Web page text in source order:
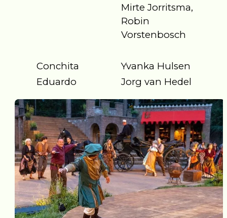
Mirte Jorritsma,
Robin
Vorstenbosch
Conchita
Yvanka Hulsen
Eduardo
Jorg van Hedel